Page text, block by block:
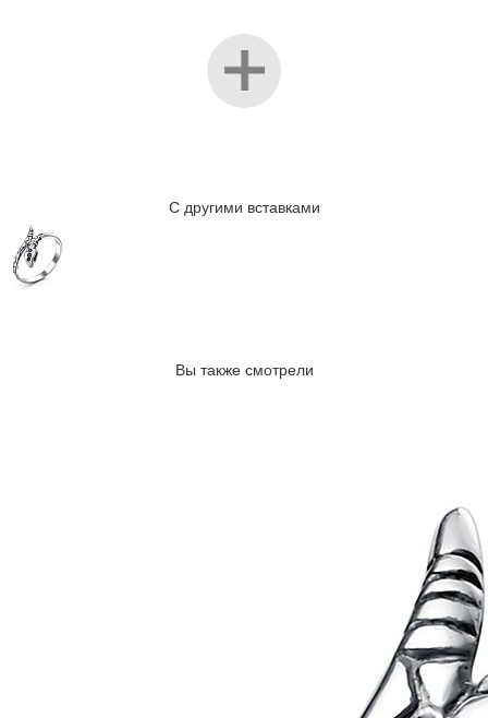
С другими вставками
Вы также смотрели